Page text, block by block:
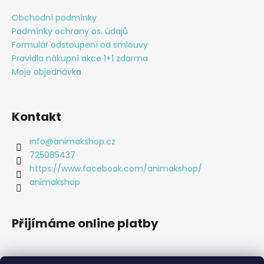
Obchodní podmínky
Podmínky ochrany os. údajů
Formulář odstoupení od smlouvy
Pravidla nákupní akce 1+1 zdarma
Moje objednávka
Kontakt
info@animakshop.cz
725085437
https://www.facebook.com/animakshop/
animakshop
Přijímáme online platby